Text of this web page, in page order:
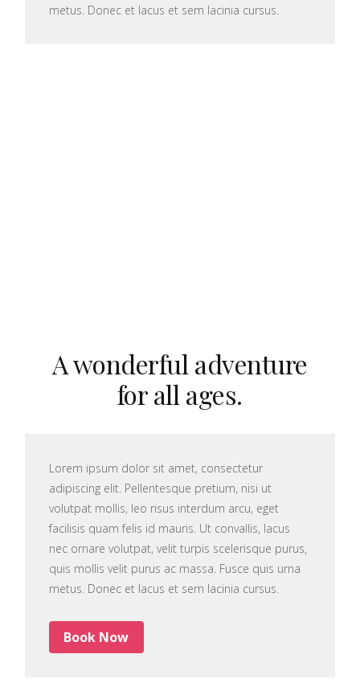
metus. Donec et lacus et sem lacinia cursus.
A wonderful adventure
for all ages.
Lorem ipsum dolor sit amet, consectetur
adipiscing elit. Pellentesque pretium, nisi ut
volutpat mollis, leo risus interdum arcu, eget
facilisis quam felis id mauris. Ut convallis, lacus
nec ornare volutpat, velit turpis scelerisque purus,
quis mollis velit purus ac massa. Fusce quis urna
metus. Donec et lacus et sem lacinia cursus.
Book Now